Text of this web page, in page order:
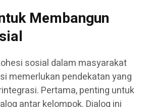
Membangun
sosial dalam masyarakat
memerlukan pendekatan yang
Pertama, penting untuk
antar kelompok. Dialog ini